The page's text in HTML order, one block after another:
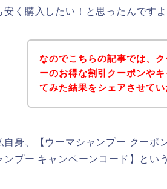
安く購入したい！と思ったんですよ
なのでこちらの記事では、
ーのお得な割引クーポンや
てみた結果をシェアさせてい
自身、【ウーマシャンプー クーポ
ンプー キャンペーンコード】とい